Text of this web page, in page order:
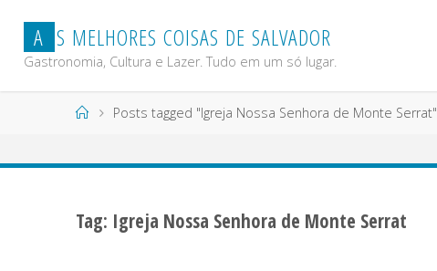
content
A S MELHORES COISAS DE SALVADOR
Gastronomia, Cultura e Lazer. Tudo em um só lugar.
HomePosts tagged "Igreja Nossa Senhora de Monte Serrat"
Tag: Igreja Nossa Senhora de Monte Serrat